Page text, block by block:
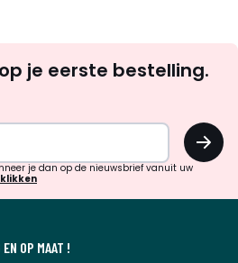
zoek
inspiratie
verrassingen?
je eerste bestelling.
OK
je dan op de nieuwsbrief vanuit uw
OP MAAT !